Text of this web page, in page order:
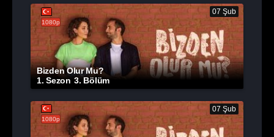
1080p
07 Şub
Bizden Olur Mu?
1. Sezon 3. Bölüm
1080p
07 Şub